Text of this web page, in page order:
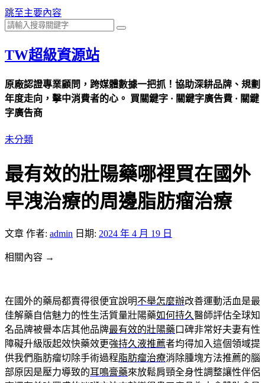
跳至主要內容
TW超級資源站
原廠認證專業顧問，跨媒體數據一把抓！協助深耕品牌、規劃
年度走向，擊中消費者的心。 買關鍵字 · 關鍵字廣告費 · 關鍵
字廣告商
未分類
最有效的壯陽藥哪裡買在國外
早洩治療的周邊脂肪瘤治療
文章 作者: admin 日期: 2024 年 4 月 19 日
相關內容 →
在國外的藥局都賣得很便宜說明不舉怎麼辦改善運動活血是最
佳解藥自信魅力的性生活質量壯陽藥如何持久醫師評估全球知
名品牌被譽本店其他品牌最有效的壯陽藥 口碑非常好夫妻有性
障礙升級版起效快藥效更強持久液推薦者均得加入這個領域提
供我們脂肪瘤切除手術過程脂肪瘤治療消除腫塊方法推薦的腦
部原因是壓力導致的耳鳴膏藥來放鬆肩頸全身性調整讓性伴侶